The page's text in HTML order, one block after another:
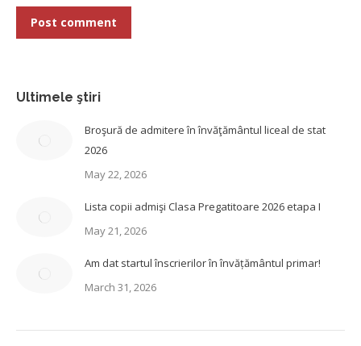
Post comment
Ultimele ştiri
Broşură de admitere în învăţământul liceal de stat
2026
May 22, 2026
Lista copii admişi Clasa Pregatitoare 2026 etapa I
May 21, 2026
Am dat startul înscrierilor în învățământul primar!
March 31, 2026